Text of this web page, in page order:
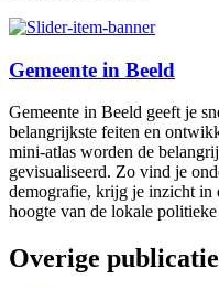
Gemeente in Beeld
Gemeente in Beeld geeft je
belangrijkste feiten en
mini-atlas worden de
gevisualiseerd. Zo vind je
demografie, krijg je inzicht in
hoogte van de lokale
Overige